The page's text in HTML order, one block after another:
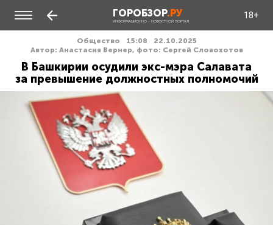
ГОРОБЗОР.РУ
ИНФОРМАЦИОННО - НОВОСТНОЙ ПОРТАЛ
18+
Общество 15:08
22.10.2025
Автор: Анастасия Вернер, фото: Сергей Словохотов
В Башкирии осудили экс-мэра Салавата
за превышение должностных полномочий